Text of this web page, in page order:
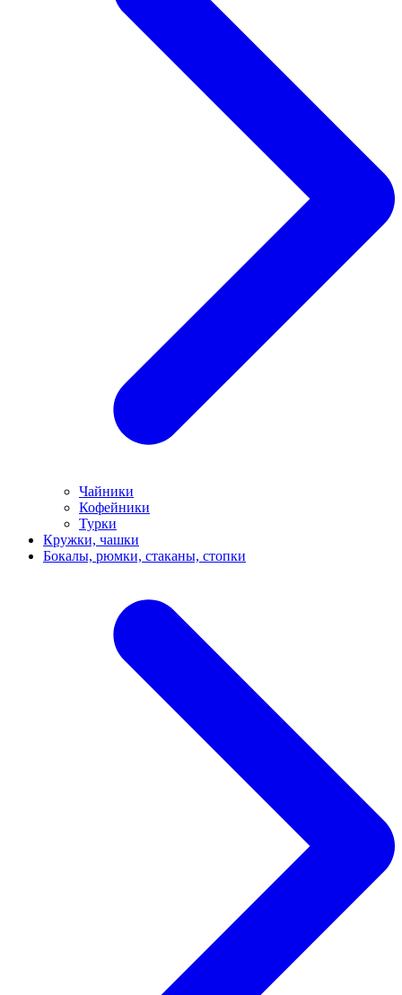
Чайники
Кофейники
Турки
Кружки, чашки
Бокалы, рюмки, стаканы, стопки